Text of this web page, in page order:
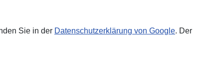
Sie in der Datenschutzerklärung von Google. Der